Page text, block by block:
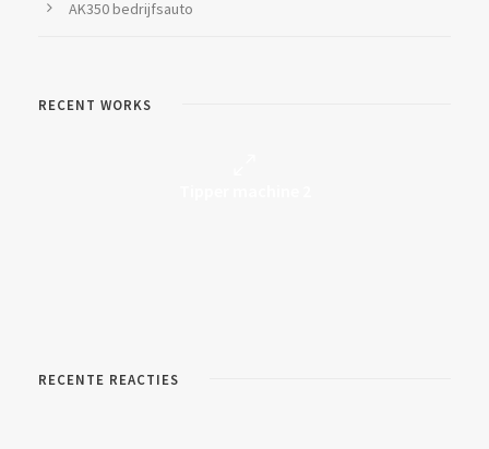
AK350 bedrijfsauto
RECENT WORKS
RECENTE REACTIES